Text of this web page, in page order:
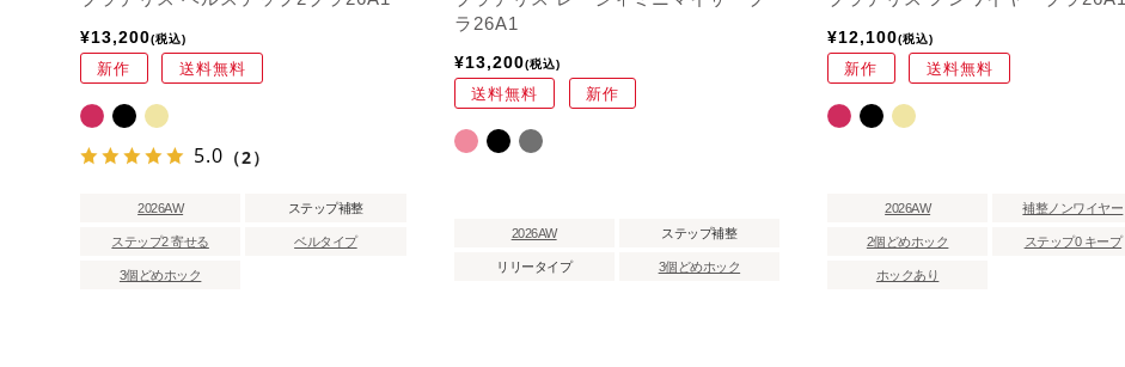
¥13,200 税込
新作 送料無料
5.0 （2）
2026AW ステップ補整
ステップ2 寄せる ベルタイプ
3個どめホック
ラ26A1
¥13,200 税込
送料無料 新作
2026AW ステップ補整
リリータイプ 3個どめホック
¥12,100 税込
新作 送料無料
2026AW 補整ノンワイヤー
2個どめホック ステップ0 キープ
ホックあり